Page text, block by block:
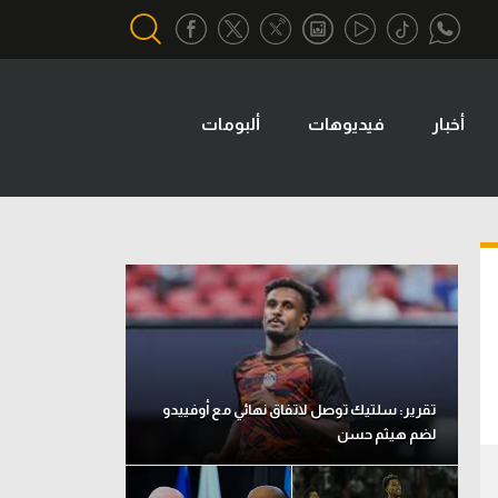
تحقيق في الجول
تقرير في الجول
تحليل في الجول
حكايات في الجول
كويز في الجول
فيديو في الجول
أخبار فيديوهات ألبومات
تقرير: سلتيك توصل لاتفاق نهائي مع أوفييدو
لضم هيثم حسن